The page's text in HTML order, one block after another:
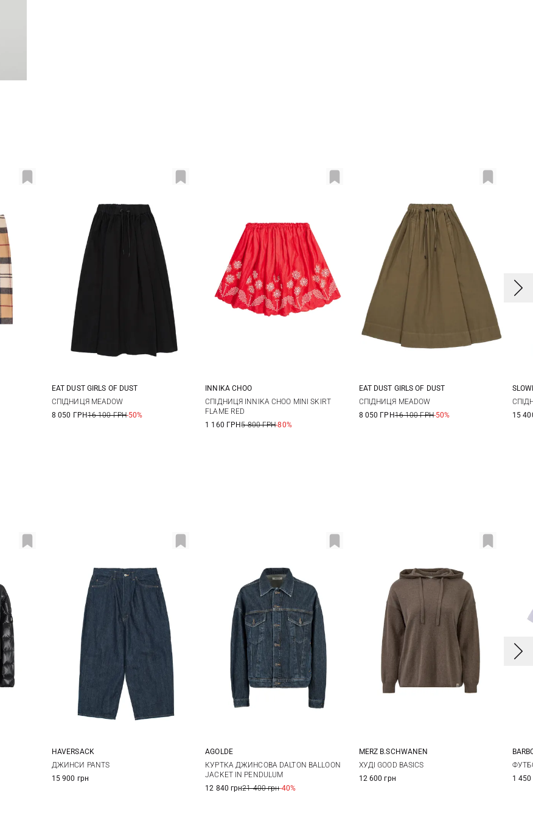
XXS XS
EAT DUST GIRLS OF DUST
СПІДНИЦЯ MEADOW
8 050 ГРН16 100 ГРН-50%
1 2
INNIKA CHOO
СПІДНИЦЯ INNIKA CHOO MINI SKIRT
FLAME RED
1 160 ГРН5 800 ГРН-80%
XXS XS
EAT DUST GIRLS OF DUST
СПІДНИЦЯ MEADOW
8 050 ГРН16 100 ГРН-50%
15
XXS XS
HAVERSACK
ДЖИНСИ PANTS
15 900 грн
XS S M
AGOLDE
КУРТКА ДЖИНСОВА DALTON BALLOON
JACKET IN PENDULUM
12 840 грн21 400 грн-40%
XS S
MERZ B.SCHWANEN
ХУДІ GOOD BASICS
12 600 грн
8
1 450